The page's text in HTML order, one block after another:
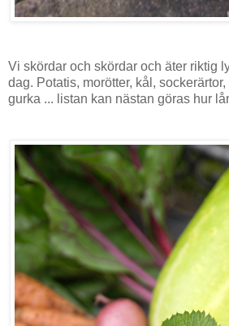
Vi skördar och skördar och äter riktig
dag. Potatis, morötter, kål,
gurka ... listan kan nästan göras hur